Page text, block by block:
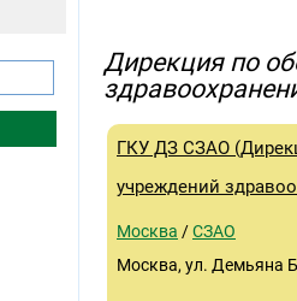
Дирекция по
ГКУ ДЗ СЗАО
учреждений
Москва /СЗАО
Москва, ул. Демьяна